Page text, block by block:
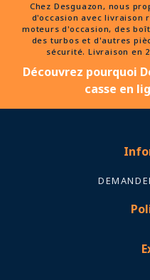
Chez Desguazon, nous
d'occasion avec livraison
moteurs d'occasion, des
des turbos et d'autres
sécurité. Livraison en
Découvrez pourquoi
casse en